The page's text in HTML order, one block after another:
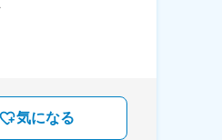
気になる